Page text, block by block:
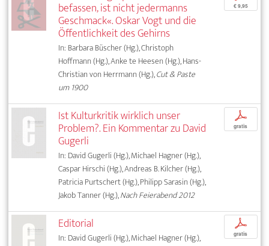
befassen, ist nicht jedermanns
Geschmack«. Oskar Vogt und die
Öffentlichkeit des Gehirns
In: Barbara Büscher (Hg.), Christoph
Hoffmann (Hg.), Anke te Heesen (Hg.), Hans-
Christian von Herrmann (Hg.),Cut & Paste
um 1900
€ 9,95
Ist Kulturkritik wirklich unser
Problem?. Ein Kommentar zu David
Gugerli
In: David Gugerli (Hg.), Michael Hagner (Hg.),
Caspar Hirschi (Hg.), Andreas B. Kilcher (Hg.),
Patricia Purtschert (Hg.), Philipp Sarasin (Hg.),
Jakob Tanner (Hg.),Nach Feierabend 2012
p
gratis
Editorial
In: David Gugerli (Hg.), Michael Hagner (Hg.),
p
gratis